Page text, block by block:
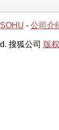
- 公司介
搜狐公司 版